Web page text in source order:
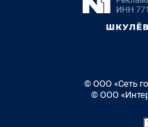
© ООО «Сеть
© ООО